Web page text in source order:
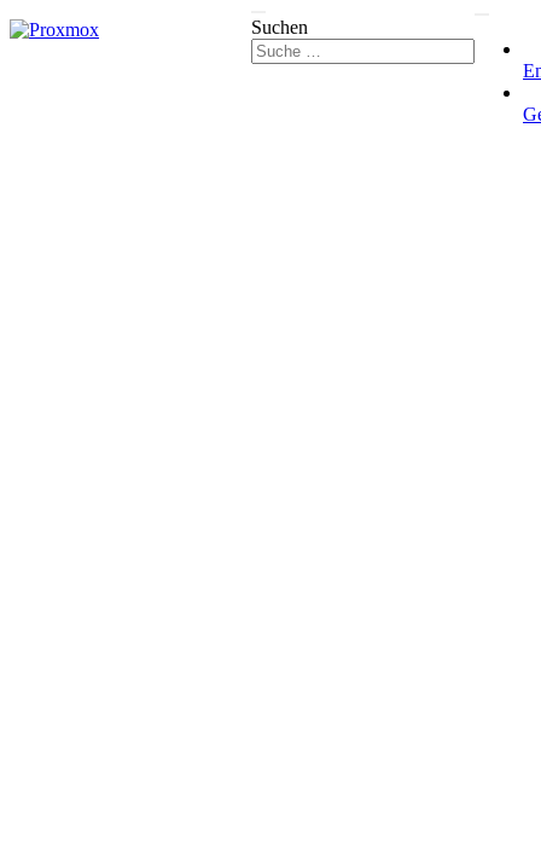
Suchen